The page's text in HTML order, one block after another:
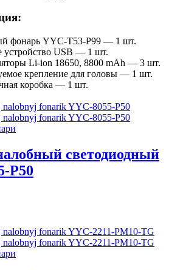
фонарь YYC-T53-P99 — 1 шт.
устройство USB — 1 шт.
Li-ion 18650, 8800 mAh — 3 шт.
крепление для головы — 1 шт.
коробка — 1 шт.
светодиодный
P50